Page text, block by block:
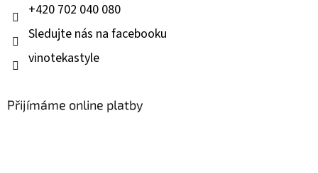
+420 702 040 080
Sledujte nás na facebooku
vinotekastyle
Přijímáme online platby